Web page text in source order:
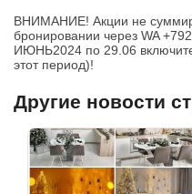
ВНИМАНИЕ! Акции не
бронировании через WA
ИЮНЬ2024 по 29.06
этот период)!
Другие новости